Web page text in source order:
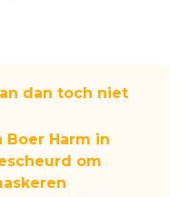
dan toch niet
Boer Harm in
om